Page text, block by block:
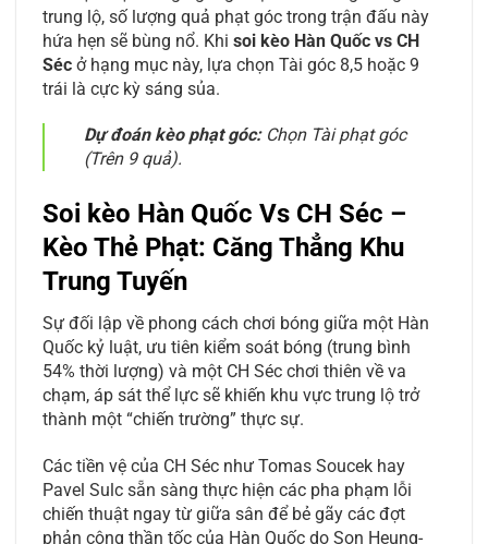
trung lộ, số lượng quả phạt góc trong trận đấu này
hứa hẹn sẽ bùng nổ. Khi soi kèo Hàn Quốc vs CH
Séc ở hạng mục này, lựa chọn Tài góc 8,5 hoặc 9
trái là cực kỳ sáng sủa.
Dự đoán kèo phạt góc:Chọn Tài phạt góc
(Trên 9 quả).
Soi kèo Hàn Quốc Vs CH Séc –
Kèo Thẻ Phạt: Căng Thẳng Khu
Trung Tuyến
Sự đối lập về phong cách chơi bóng giữa một Hàn
Quốc kỷ luật, ưu tiên kiểm soát bóng (trung bình
54% thời lượng) và một CH Séc chơi thiên về va
chạm, áp sát thể lực sẽ khiến khu vực trung lộ trở
thành một “chiến trường” thực sự.
Các tiền vệ của CH Séc như Tomas Soucek hay
Pavel Sulc sẵn sàng thực hiện các pha phạm lỗi
chiến thuật ngay từ giữa sân để bẻ gãy các đợt
phản công thần tốc của Hàn Quốc do Son Heung-